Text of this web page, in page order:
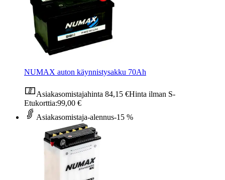
NUMAX auton käynnistysakku 70Ah
Asiakasomistajahinta 84,15 €Hinta ilman S-
Etukorttia:99,00 €
Asiakasomistaja-alennus-15 %